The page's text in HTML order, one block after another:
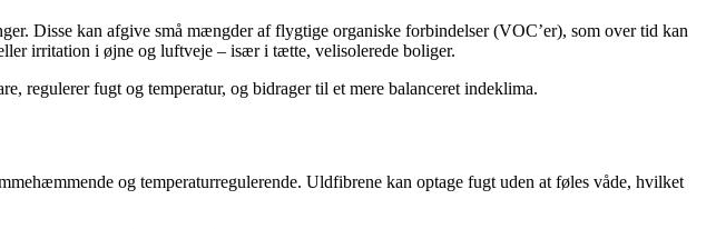
Disse kan afgive små mængder af flygtige organiske forbindelser (VOC’er), som over tid kan
irritation i øjne og luftveje – især i tætte, velisolerede boliger.
regulerer fugt og temperatur, og bidrager til et mere balanceret indeklima.
og temperaturregulerende. Uldfibrene kan optage fugt uden at føles våde, hvilket